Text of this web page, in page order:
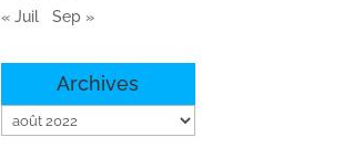
« Juil
Sep »
Archives
Archives